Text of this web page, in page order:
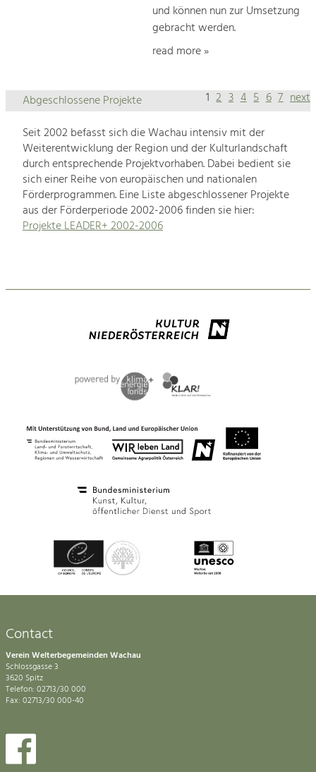
und können nun zur Umsetzung
gebracht werden.
read more »
1 2 3 4 5 6 7 next
Abgeschlossene Projekte
Seit 2002 befasst sich die Wachau intensiv mit der
Weiterentwicklung der Region und der Kulturlandschaft
durch entsprechende Projektvorhaben. Dabei bedient sie
sich einer Reihe von europäischen und nationalen
Förderprogrammen. Eine Liste abgeschlossener Projekte
aus der Förderperiode 2002-2006 finden sie hier:
Projekte LEADER+ 2002-2006
Contact
Verein Welterbegemeinden Wachau
Schlossgasse 3
3620 Spitz
Telefon: 02713/30 000
Fax: 02713/30 000-40